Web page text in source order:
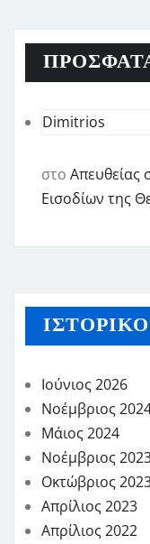
Dimitrios
στο Απευθείας
Εισοδίων της
ΙΣΤΟΡΙΚΌ
Ιούνιος 2026
Νοέμβριος
Μάιος 2024
Νοέμβριος
Οκτώβριος
Απρίλιος 2023
Απρίλιος 2022